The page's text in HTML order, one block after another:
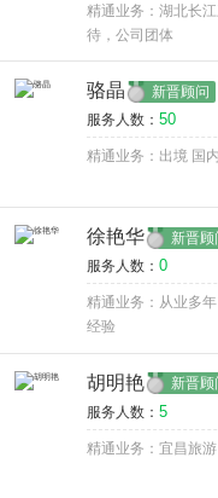
精通业务：湖北长
待，公司团体
骆晶 新晋顾问
服务人数： 50
精通业务：出境 国
徐艳华 新晋顾
服务人数： 0
精通业务：从业多
经验
胡明艳 新晋顾
服务人数： 5
精通业务：宜昌旅